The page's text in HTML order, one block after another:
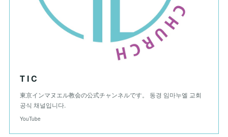
T I C
東京インマヌエル教会の公式チャンネルです。 동경 임마누엘 교회
공식 채널입니다.
YouTube